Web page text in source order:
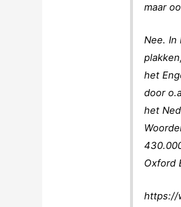
maar
Nee. In
het
door
het
Oxford
https://